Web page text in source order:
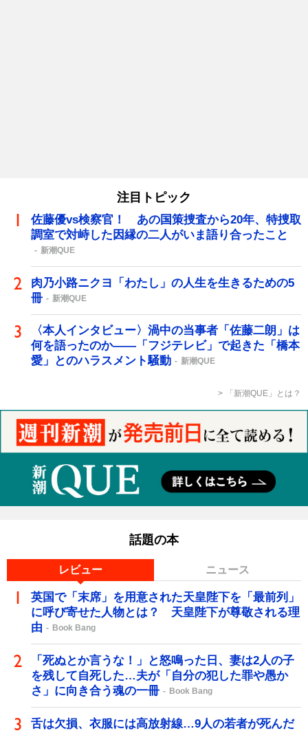
注目トピック
佐藤優vs検察官！ あの国策捜査から20年、特捜取
調室で対峙した因縁の二人がいま語り合ったこと
新潮QUE
肉乃小路ニクヨ「わたし」の人生を生きるための5
冊
新潮QUE
〈本人インタビュー〉渦中の当事者「佐藤二朗」は
何を語ったのか――「フジテレビ」で起きた「橋本
愛」とのハラスメント騒動
新潮QUE
「新潮QUE」とは？
話題の本
レビュー ニュース
英国で「末席」を用意された天皇陛下を「最前列」
に呼び寄せた人物とは？ 天皇陛下が尊敬される理
由
Book Bang
「死ぬとか言うな！」と怒鳴った日、妻は2人の子
を残して自死した…夫が「自分の犯した罪や愚か
さ」に向き合う魂の一冊
Book Bang
舌は欠損、衣服には高放射線…9人の若者が死んだ